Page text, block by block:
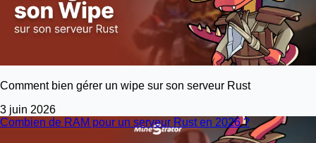
Comment bien gérer un wipe sur son serveur Rust
3 juin 2026
Combien de RAM pour un serveur Rust en 2026 ?